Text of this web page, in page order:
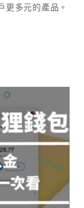
更多元的產品。